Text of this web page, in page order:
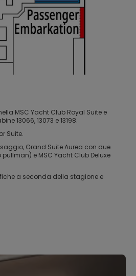
MSC Yacht Club Royal Suite e
13066, 13073 e 13198.
Suite.
Grand Suite Aurea con due
pullman) e MSC Yacht Club Deluxe
a seconda della stagione e